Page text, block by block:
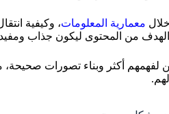
معمارية المعلومات، وكيفية
الهدف من المحتوى ليكون جذاب
لفهمهم أكثر وبناء تصورات